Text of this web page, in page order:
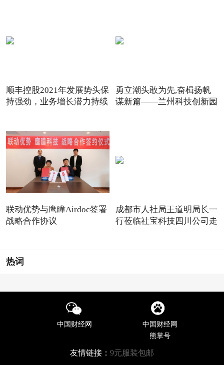
顺丰控股2021年发展势头保
持强劲，业务增长潜力持续
勇立潮头敢为先,奋楫扬帆
谋新篇——兰州科技创新园
联动优势与鹰瞳Airdoc签署
战略合作协议
成都市人社局王道明局长一
行莅临社宝科技四川公司走
热词
中国财经网
中国财经网
熊掌号
友情链接： 9元服装包邮